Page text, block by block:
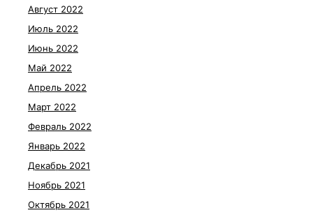
Август 2022
Июль 2022
Июнь 2022
Май 2022
Апрель 2022
Март 2022
Февраль 2022
Январь 2022
Декабрь 2021
Ноябрь 2021
Октябрь 2021